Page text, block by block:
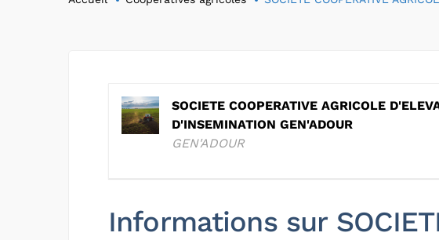
SOCIETE COOPERATIVE AGRICOLE
D'INSEMINATION GEN'ADOUR
GEN'ADOUR
Informations sur